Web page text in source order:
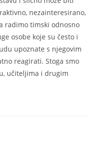
nezainteresirano,
radimo timski odnosno
osobe koje su često i
upoznate s njegovim
reagirati. Stoga smo
učiteljima i drugim